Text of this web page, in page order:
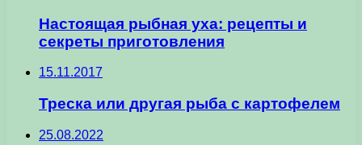
Настоящая рыбная уха: рецепты и
секреты приготовления
15.11.2017
Треска или другая рыба с картофелем
25.08.2022